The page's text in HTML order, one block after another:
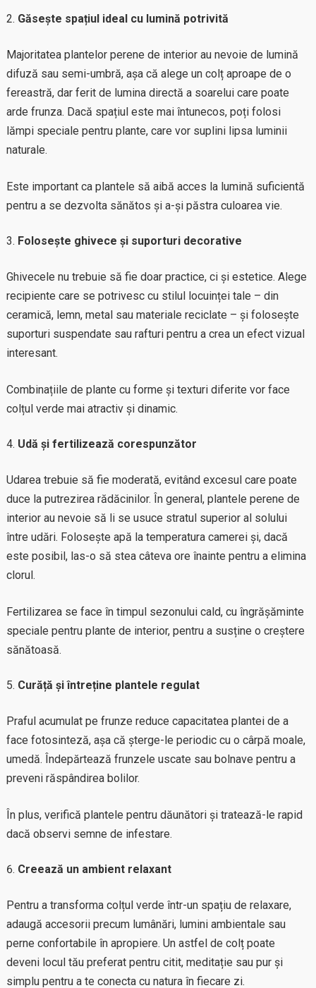
Găsește spațiul ideal cu lumină potrivită
Majoritatea plantelor perene de interior au nevoie de lumină
difuză sau semi-umbră, așa că alege un colț aproape de o
fereastră, dar ferit de lumina directă a soarelui care poate
arde frunza. Dacă spațiul este mai întunecos, poți folosi
lămpi speciale pentru plante, care vor suplini lipsa luminii
naturale.
Este important ca plantele să aibă acces la lumină suficientă
pentru a se dezvolta sănătos și a-și păstra culoarea vie.
Folosește ghivece și suporturi decorative
Ghivecele nu trebuie să fie doar practice, ci și estetice. Alege
recipiente care se potrivesc cu stilul locuinței tale – din
ceramică, lemn, metal sau materiale reciclate – și folosește
suporturi suspendate sau rafturi pentru a crea un efect vizual
interesant.
Combinațiile de plante cu forme și texturi diferite vor face
colțul verde mai atractiv și dinamic.
Udă și fertilizează corespunzător
Udarea trebuie să fie moderată, evitând excesul care poate
duce la putrezirea rădăcinilor. În general, plantele perene de
interior au nevoie să li se usuce stratul superior al solului
între udări. Folosește apă la temperatura camerei și, dacă
este posibil, las-o să stea câteva ore înainte pentru a elimina
clorul.
Fertilizarea se face în timpul sezonului cald, cu îngrășăminte
speciale pentru plante de interior, pentru a susține o creștere
sănătoasă.
Curăță și întreține plantele regulat
Praful acumulat pe frunze reduce capacitatea plantei de a
face fotosinteză, așa că șterge-le periodic cu o cârpă moale,
umedă. Îndepărtează frunzele uscate sau bolnave pentru a
preveni răspândirea bolilor.
În plus, verifică plantele pentru dăunători și tratează-le rapid
dacă observi semne de infestare.
Creează un ambient relaxant
Pentru a transforma colțul verde într-un spațiu de relaxare,
adaugă accesorii precum lumânări, lumini ambientale sau
perne confortabile în apropiere. Un astfel de colț poate
deveni locul tău preferat pentru citit, meditație sau pur și
simplu pentru a te conecta cu natura în fiecare zi.